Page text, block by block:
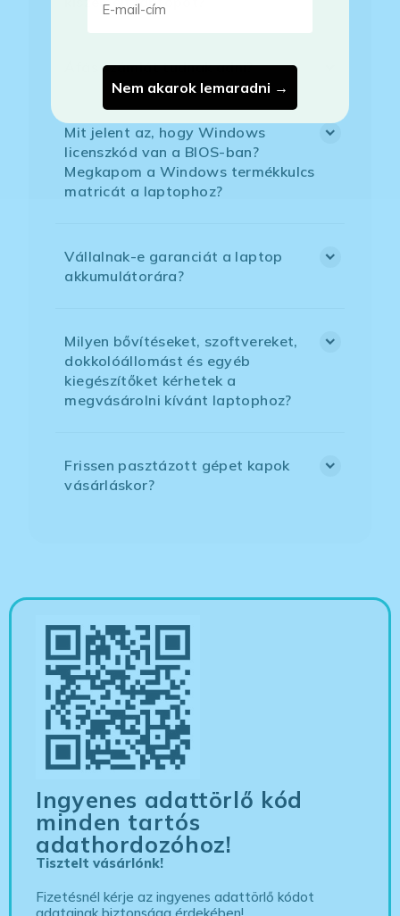
Áfás számlát tudnak adni?
Mit jelent az, hogy Windows
licenszkód van a BIOS-ban?
Megkapom a Windows termékkulcs
matricát a laptophoz?
Vállalnak-e garanciát a laptop
akkumulátorára?
Milyen bővítéseket, szoftvereket,
dokkolóállomást és egyéb
kiegészítőket kérhetek a
megvásárolni kívánt laptophoz?
Frissen pasztázott gépet kapok
vásárláskor?
Ingyenes adattörlő kód
minden tartós
adathordozóhoz!
Tisztelt vásárlónk!
Fizetésnél kérje az ingyenes adattörlő kódot
Nem akarok lemaradni →